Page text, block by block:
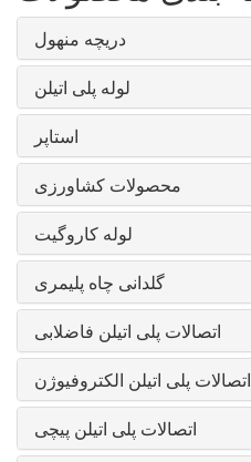
دریچه منهول
لوله پلی اتیلن
استاپر
محصولات کشاورزی
لوله کاروگیت
گلدانی چاه پلیمری
اتصالات پلی اتیلن فاضلابی
اتصالات پلی اتیلن الکتروفیوژن
اتصالات پلی اتیلن پیچی